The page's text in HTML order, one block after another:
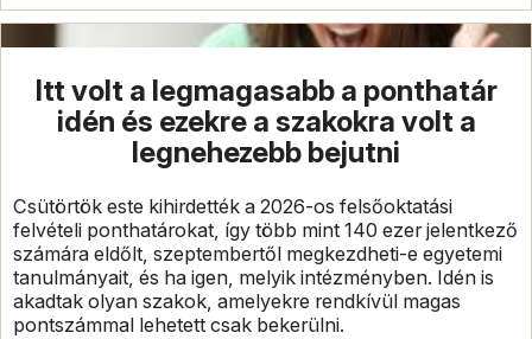
Itt volt a legmagasabb a ponthatár
idén és ezekre a szakokra volt a
legnehezebb bejutni
Csütörtök este kihirdették a 2026-os felsőoktatási
felvételi ponthatárokat, így több mint 140 ezer jelentkező
számára eldőlt, szeptembertől megkezdheti-e egyetemi
tanulmányait, és ha igen, melyik intézményben. Idén is
akadtak olyan szakok, amelyekre rendkívül magas
pontszámmal lehetett csak bekerülni.